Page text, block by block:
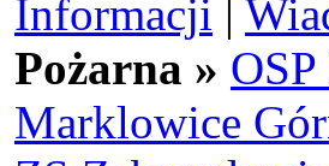
Informacji |
Pożarna »
Marklowice